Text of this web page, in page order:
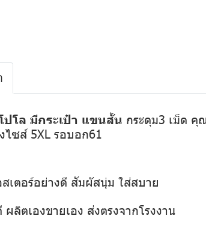
ปโล มีกระเป๋า แขนสั้น กระดุม3 เม็ด คุ
ซส์ 5XL รอบอก61
เตอร์อย่างดี สัมผัสนุ่ม ใส่สบาย
ลิตเองขายเอง ส่งตรงจากโรงงาน